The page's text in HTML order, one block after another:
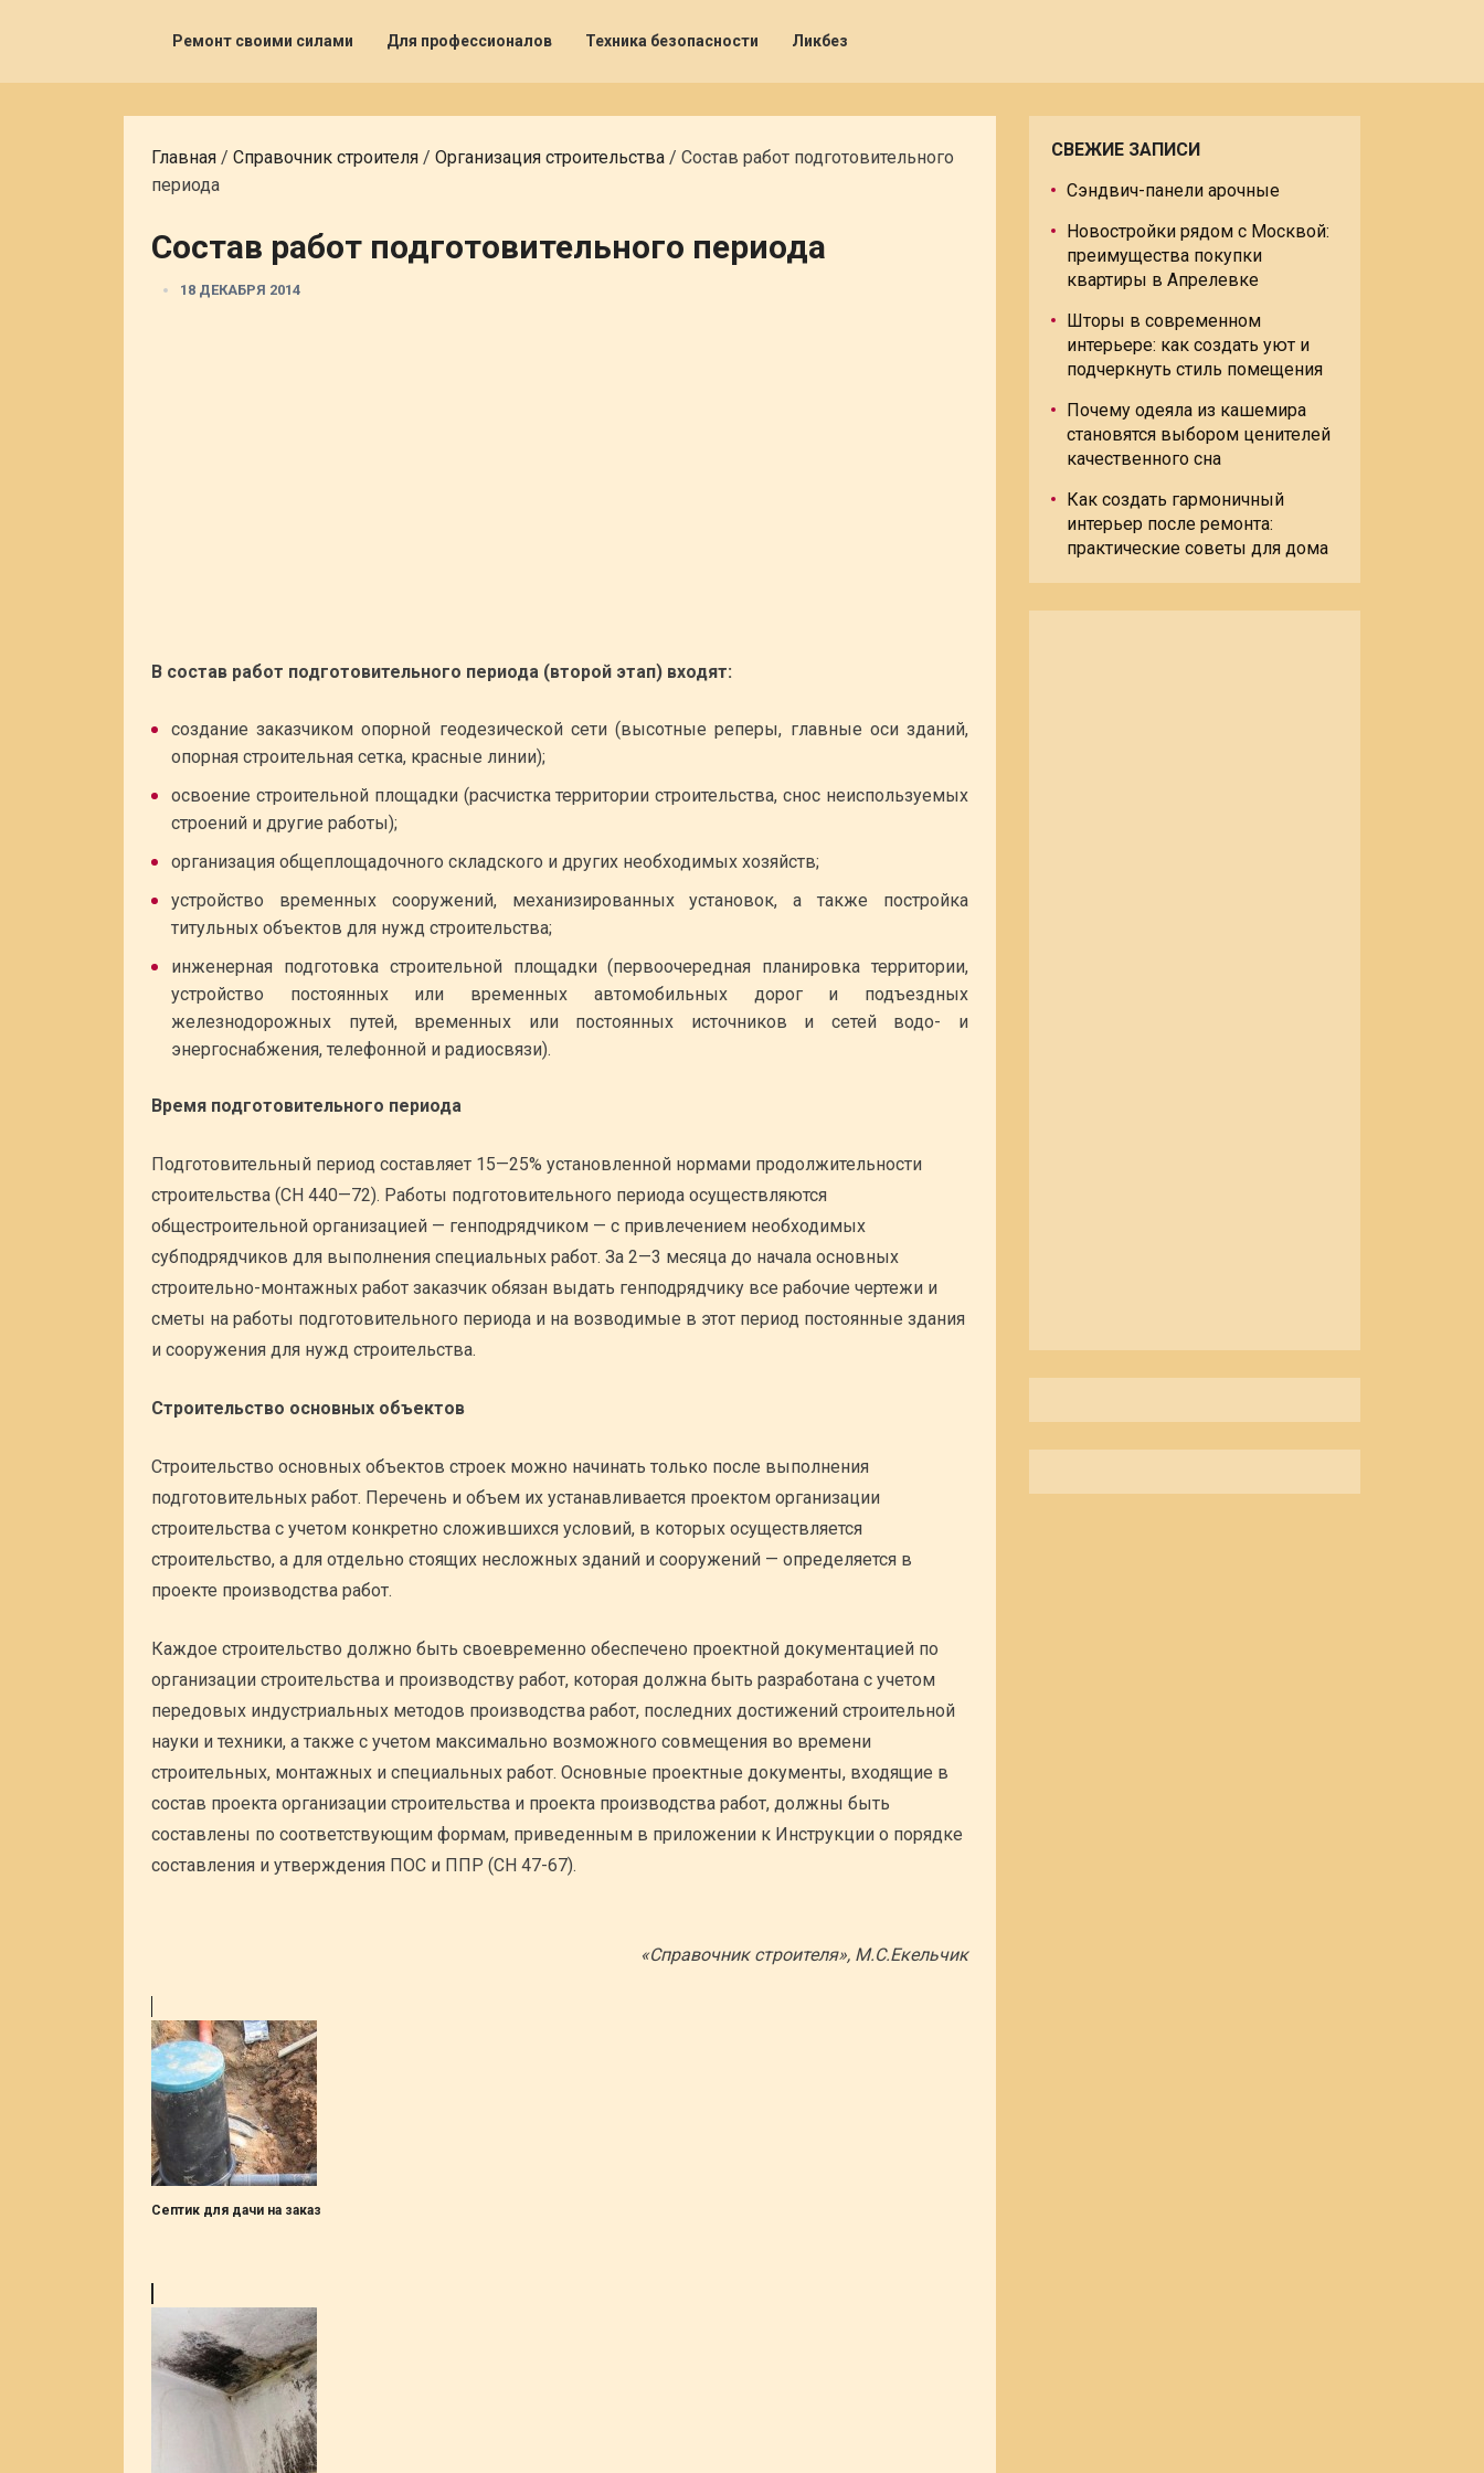
Ремонт своими силами Для профессионалов Техника безопасности Ликбез
Главная / Справочник строителя / Организация строительства / Состав работ подготовительного
периода
Состав работ подготовительного периода
18 ДЕКАБРЯ 2014
В состав работ подготовительного периода (второй этап) входят:
создание заказчиком опорной геодезической сети (высотные реперы, главные оси зданий,
опорная строительная сетка, красные линии);
освоение строительной площадки (расчистка территории строительства, снос неиспользуемых
строений и другие работы);
организация общеплощадочного складского и других необходимых хозяйств;
устройство временных сооружений, механизированных установок, а также постройка
титульных объектов для нужд строительства;
инженерная подготовка строительной площадки (первоочередная планировка территории,
устройство постоянных или временных автомобильных дорог и подъездных
железнодорожных путей, временных или постоянных источников и сетей водо- и
энергоснабжения, телефонной и радиосвязи).
Время подготовительного периода
Подготовительный период составляет 15—25% установленной нормами продолжительности
строительства (СН 440—72). Работы подготовительного периода осуществляются
общестроительной организацией — генподрядчиком — с привлечением необходимых
субподрядчиков для выполнения специальных работ. За 2—3 месяца до начала основных
строительно-монтажных работ заказчик обязан выдать генподрядчику все рабочие чертежи и
сметы на работы подготовительного периода и на возводимые в этот период постоянные здания
и сооружения для нужд строительства.
Строительство основных объектов
Строительство основных объектов строек можно начинать только после выполнения
подготовительных работ. Перечень и объем их устанавливается проектом организации
строительства с учетом конкретно сложившихся условий, в которых осуществляется
строительство, а для отдельно стоящих несложных зданий и сооружений — определяется в
проекте производства работ.
Каждое строительство должно быть своевременно обеспечено проектной документацией по
организации строительства и производству работ, которая должна быть разработана с учетом
передовых индустриальных методов производства работ, последних достижений строительной
науки и техники, а также с учетом максимально возможного совмещения во времени
строительных, монтажных и специальных работ. Основные проектные документы, входящие в
состав проекта организации строительства и проекта производства работ, должны быть
составлены по соответствующим формам, приведенным в приложении к Инструкции о порядке
составления и утверждения ПОС и ППР (СН 47-67).
«Справочник строителя», М.С.Екельчик
Септик для дачи на заказ
СВЕЖИЕ ЗАПИСИ
Сэндвич-панели арочные
Новостройки рядом с Москвой:
преимущества покупки
квартиры в Апрелевке
Шторы в современном
интерьере: как создать уют и
подчеркнуть стиль помещения
Почему одеяла из кашемира
становятся выбором ценителей
качественного сна
Как создать гармоничный
интерьер после ремонта:
практические советы для дома